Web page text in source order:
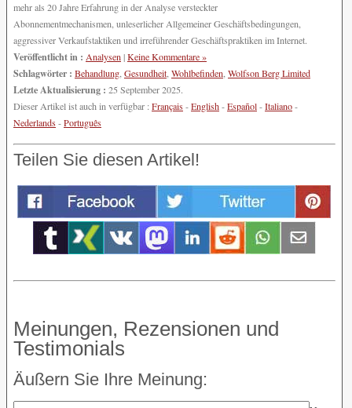
mehr als 20 Jahre Erfahrung in der Analyse versteckter
Abonnementmechanismen, unleserlicher Allgemeiner Geschäftsbedingungen,
aggressiver Verkaufstaktiken und irreführender Geschäftspraktiken im Internet.
Veröffentlicht in : Analysen|Keine Kommentare »
Schlagwörter : Behandlung Gesundheit Wohlbefinden Wolfson Berg Limited
Letzte Aktualisierung : 25 September 2025.
Dieser Artikel ist auch in verfügbar :Français-English-Español-Italiano-
Nederlands-Português
Teilen Sie diesen Artikel!
Meinungen, Rezensionen und
Testimonials
Äußern Sie Ihre Meinung: